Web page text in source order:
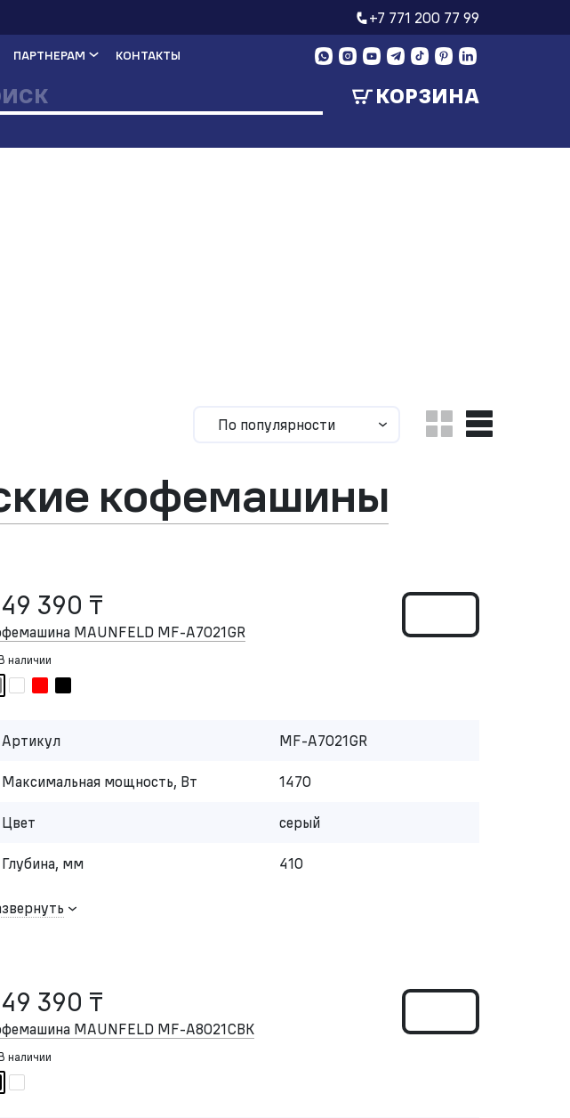
+7 771 200 77 99
ПАРТНЕРАМ КОНТАКТЫ
КОРЗИНА
По популярности
кофемашины
390 ₸
MAUNFELD MF-A7021GR
наличии
Артикул MF-A7021GR
Максимальная мощность, Вт 1470
Цвет серый
Глубина, мм 410
390 ₸
MAUNFELD MF-A8021CBK
наличии